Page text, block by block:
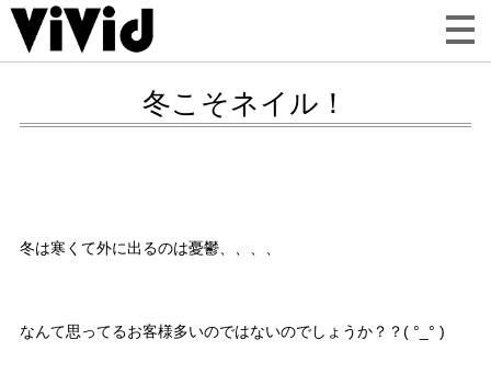
冬こそネイル！
冬は寒くて外に出るのは憂鬱、、、、
なんて思ってるお客様多いのではないのでしょうか？？( °_° )